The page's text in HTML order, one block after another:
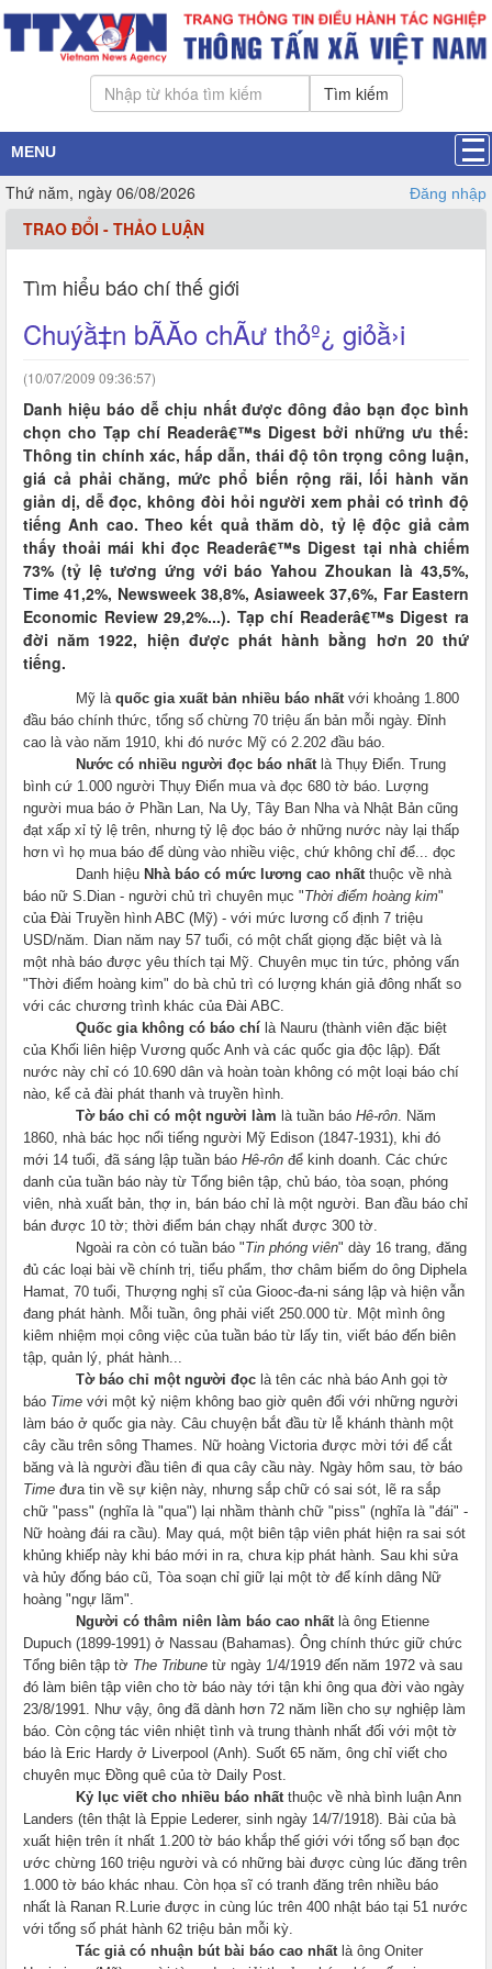
Tìm kiếm
MENU
Thứ năm, ngày 06/08/2026 Đăng nhập
TRAO ĐỔI - THẢO LUẬN
Tìm hiểu báo chí thế giới
Chuýằ‡n bÃĂo chÃư thỏº¿ giỏằ›i
(10/07/2009 09:36:57)
Danh hiệu báo dễ chịu nhất được đông đảo bạn đọc bình
chọn cho Tạp chí Readerâ€™s Digest bởi những ưu thế:
Thông tin chính xác, hấp dẫn, thái độ tôn trọng công luận,
giá cả phải chăng, mức phổ biến rộng rãi, lối hành văn
giản dị, dễ đọc, không đòi hỏi người xem phải có trình độ
tiếng Anh cao. Theo kết quả thăm dò, tỷ lệ độc giả cảm
thấy thoải mái khi đọc Readerâ€™s Digest tại nhà chiếm
73% (tỷ lệ tương ứng với báo Yahou Zhoukan là 43,5%,
Time 41,2%, Newsweek 38,8%, Asiaweek 37,6%, Far Eastern
Economic Review 29,2%...). Tạp chí Readerâ€™s Digest ra
đời năm 1922, hiện được phát hành bằng hơn 20 thứ
tiếng.
Mỹ là quốc gia xuất bản nhiều báo nhấtvới khoảng 1.800
đầu báo chính thức, tổng số chừng 70 triệu ấn bản mỗi ngày. Đỉnh
cao là vào năm 1910, khi đó nước Mỹ có 2.202 đầu báo.
Nước có nhiều người đọc báo nhất là Thụy Điển. Trung
bình cứ 1.000 người Thụy Điển mua và đọc 680 tờ báo. Lượng
người mua báo ở Phần Lan, Na Uy, Tây Ban Nha và Nhật Bản cũng
đạt xấp xỉ tỷ lệ trên, nhưng tỷ lệ đọc báo ở những nước này lại thấp
hơn vì họ mua báo để dùng vào nhiều việc, chứ không chỉ để... đọc
Danh hiệu Nhà báo có mức lương cao nhất thuộc về nhà
báo nữ S.Dian - người chủ trì chuyên mục "Thời điểm hoàng kim"
của Đài Truyền hình ABC (Mỹ) - với mức lương cố định 7 triệu
USD/năm. Dian năm nay 57 tuổi, có một chất giọng đặc biệt và là
một nhà báo được yêu thích tại Mỹ. Chuyên mục tin tức, phỏng vấn
"Thời điểm hoàng kim" do bà chủ trì có lượng khán giả đông nhất so
với các chương trình khác của Đài ABC.
Quốc gia không có báo chí là Nauru (thành viên đặc biệt
của Khối liên hiệp Vương quốc Anh và các quốc gia độc lập). Đất
nước này chỉ có 10.690 dân và hoàn toàn không có một loại báo chí
nào, kể cả đài phát thanh và truyền hình.
Tờ báo chỉ có một người làm là tuần báo Hê-rôn. Năm
1860, nhà bác học nổi tiếng người Mỹ Edison (1847-1931), khi đó
mới 14 tuổi, đã sáng lập tuần báo Hê-rôn để kinh doanh. Các chức
danh của tuần báo này từ Tổng biên tập, chủ báo, tòa soạn, phóng
viên, nhà xuất bản, thợ in, bán báo chỉ là một người. Ban đầu báo chỉ
bán được 10 tờ; thời điểm bán chạy nhất được 300 tờ.
Ngoài ra còn có tuần báo "Tin phóng viên" dày 16 trang, đăng
đủ các loại bài về chính trị, tiểu phẩm, thơ châm biếm do ông Diphela
Hamat, 70 tuổi, Thượng nghị sĩ của Giooc-đa-ni sáng lập và hiện vẫn
đang phát hành. Mỗi tuần, ông phải viết 250.000 từ. Một mình ông
kiêm nhiệm mọi công việc của tuần báo từ lấy tin, viết báo đến biên
tập, quản lý, phát hành...
Tờ báo chỉ một người đọc là tên các nhà báo Anh gọi tờ
báo Time với một kỷ niệm không bao giờ quên đối với những người
làm báo ở quốc gia này. Câu chuyện bắt đầu từ lễ khánh thành một
cây cầu trên sông Thames. Nữ hoàng Victoriađược mời tới để cắt
băng và là người đầu tiên đi qua cây cầu này. Ngày hôm sau, tờ báo
Time đưa tin về sự kiện này, nhưng sắp chữ có sai sót, lẽ ra sắp
chữ "pass" (nghĩa là "qua") lại nhầm thành chữ "piss" (nghĩa là "đái" -
Nữ hoàng đái ra cầu). May quá, một biên tập viên phát hiện ra sai sót
khủng khiếp này khi báo mới in ra, chưa kịp phát hành. Sau khi sửa
và hủy đống báo cũ, Tòa soạn chỉ giữ lại một tờ để kính dâng Nữ
hoàng "ngự lãm".
Người có thâm niên làm báo cao nhấtlà ông Etienne
Dupuch (1899-1991) ở Nassau (Bahamas). Ông chính thức giữ chức
Tổng biên tập tờ The Tribune từ ngày 1/4/1919 đến năm 1972 và sau
đó làm biên tập viên cho tờ báo này tới tận khi ông qua đời vào ngày
23/8/1991. Như vậy, ông đã dành hơn 72 năm liền cho sự nghiệp làm
báo. Còn cộng tác viên nhiệt tình và trung thành nhất đối với một tờ
báo là Eric Hardy ở Liverpool (Anh). Suốt 65 năm, ông chỉ viết cho
chuyên mục Đồng quê của tờ Daily Post.
Kỷ lục viết cho nhiều báo nhất thuộc về nhà bình luận Ann
Landers (tên thật là Eppie Lederer, sinh ngày 14/7/1918). Bài của bà
xuất hiện trên ít nhất 1.200 tờ báo khắp thế giới với tổng số bạn đọc
ước chừng 160 triệu người và có những bài được cùng lúc đăng trên
1.000 tờ báo khác nhau. Còn họa sĩ có tranh đăng trên nhiều báo
nhất là Ranan R.Lurie được in cùng lúc trên 400 nhật báo tại 51 nước
với tổng số phát hành 62 triệu bản mỗi kỳ.
Tác giả có nhuận bút bài báo cao nhấtlà ông Oniter